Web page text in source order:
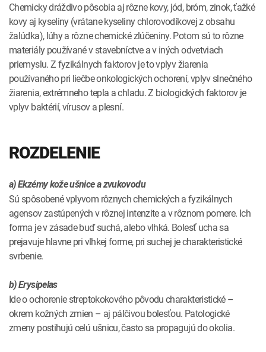
Chemicky dráždivo pôsobia aj rôzne kovy, jód, bróm, zinok, ťažké
kovy aj kyseliny (vrátane kyseliny chlorovodíkovej z obsahu
žalúdka), lúhy a rôzne chemické zlúčeniny. Potom sú to rôzne
materiály používané v stavebníctve a v iných odvetviach
priemyslu. Z fyzikálnych faktorov je to vplyv žiarenia
používaného pri liečbe onkologických ochorení, vplyv slnečného
žiarenia, extrémneho tepla a chladu. Z biologických faktorov je
vplyv baktérií, vírusov a plesní.
ROZDELENIE
a) Ekzémy kože ušnice a zvukovodu
Sú spôsobené vplyvom rôznych chemických a fyzikálnych
agensov zastúpených v rôznej intenzite a v rôznom pomere. Ich
forma je v zásade buď suchá, alebo vlhká. Bolesť ucha sa
prejavuje hlavne pri vlhkej forme, pri suchej je charakteristické
svrbenie.
b) Erysipelas
Ide o ochorenie streptokokového pôvodu charakteristické –
okrem kožných zmien – aj pálčivou bolesťou. Patologické
zmeny postihujú celú ušnicu, často sa propagujú do okolia.